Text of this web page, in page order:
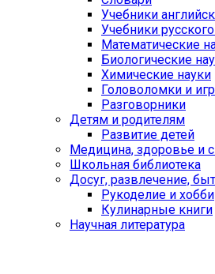
Учебники
Учебники
Математические
Биологические
Химические науки
Головоломки и
Разговорники
Детям и родителям
Развитие детей
Медицина, здоровье и
Школьная библиотека
Досуг, развлечение, быт
Рукоделие и хобби
Кулинарные книги
Научная литература